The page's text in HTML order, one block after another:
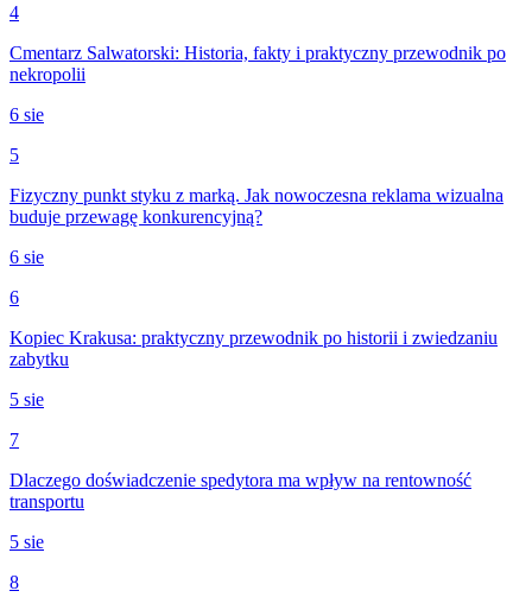
4
Cmentarz Salwatorski: Historia, fakty i praktyczny przewodnik po
nekropolii
6 sie
5
Fizyczny punkt styku z marką. Jak nowoczesna reklama wizualna
buduje przewagę konkurencyjną?
6 sie
6
Kopiec Krakusa: praktyczny przewodnik po historii i zwiedzaniu
zabytku
5 sie
7
Dlaczego doświadczenie spedytora ma wpływ na rentowność
transportu
5 sie
8